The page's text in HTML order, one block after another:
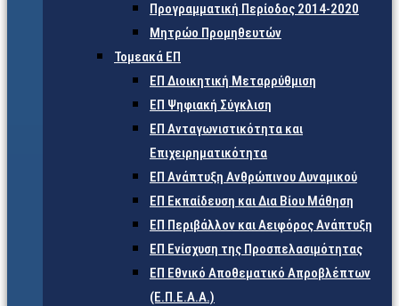
Προγραμματική Περίοδος 2014-2020
Μητρώο Προμηθευτών
Τομεακά ΕΠ
ΕΠ Διοικητική Μεταρρύθμιση
ΕΠ Ψηφιακή Σύγκλιση
ΕΠ Ανταγωνιστικότητα και
Επιχειρηματικότητα
ΕΠ Ανάπτυξη Ανθρώπινου Δυναμικού
ΕΠ Εκπαίδευση και Δια Βίου Μάθηση
ΕΠ Περιβάλλον και Αειφόρος Ανάπτυξη
ΕΠ Ενίσχυση της Προσπελασιμότητας
ΕΠ Εθνικό Αποθεματικό Απροβλέπτων
(Ε.Π.Ε.Α.Α.)